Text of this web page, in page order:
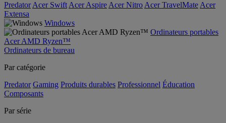
Predator Acer Swift Acer Aspire Acer Nitro Acer TravelMate Acer
Extensa
Windows
Ordinateurs portables
Acer AMD Ryzen™
Ordinateurs de bureau
Par catégorie
Predator Gaming Produits durables Professionnel Éducation
Composants
Par série